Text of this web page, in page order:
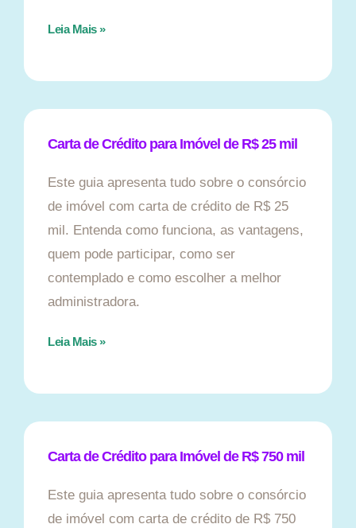
Leia Mais »
Carta de Crédito para Imóvel de R$ 25 mil
Este guia apresenta tudo sobre o consórcio
de imóvel com carta de crédito de R$ 25
mil. Entenda como funciona, as vantagens,
quem pode participar, como ser
contemplado e como escolher a melhor
administradora.
Leia Mais »
Carta de Crédito para Imóvel de R$ 750 mil
Este guia apresenta tudo sobre o consórcio
de imóvel com carta de crédito de R$ 750